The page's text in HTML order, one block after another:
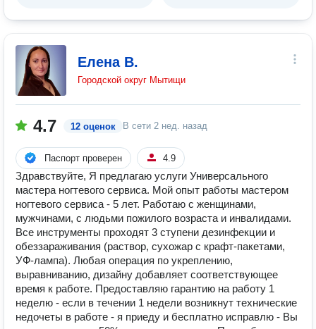
Елена В.
Городской округ Мытищи
4.7 12 оценок В сети 2 нед. назад
Паспорт проверен 4.9
Здравствуйте, Я предлагаю услуги Универсального
мастера ногтевого сервиса. Мой опыт работы мастером
ногтевого сервиса - 5 лет. Работаю с женщинами,
мужчинами, с людьми пожилого возраста и инвалидами.
Все инструменты проходят 3 ступени дезинфекции и
обеззараживания (раствор, сухожар с крафт-пакетами,
УФ-лампа). Любая операция по укреплению,
выравниванию, дизайну добавляет соответствующее
время к работе. Предоставляю гарантию на работу 1
неделю - если в течении 1 недели возникнут технические
недочеты в работе - я приеду и бесплатно исправлю - Вы